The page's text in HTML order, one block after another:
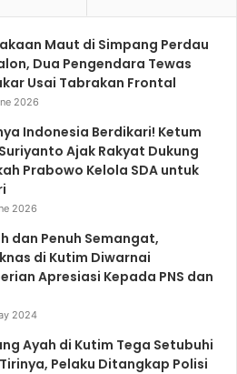
Maut di Simpang Perdau
Dua Pengendara Tewas
Usai Tabrakan Frontal
2026
Indonesia Berdikari! Ketum
Suriyanto Ajak Rakyat Dukung
Prabowo Kelola SDA untuk
2026
dan Penuh Semangat,
di Kutim Diwarnai
Apresiasi Kepada PNS dan
2024
Ayah di Kutim Tega Setubuhi
Pelaku Ditangkap Polisi